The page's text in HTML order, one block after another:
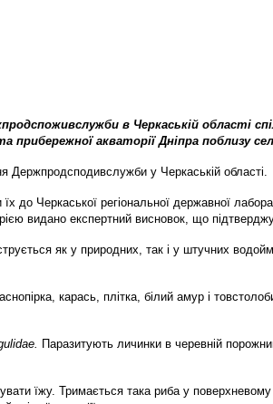
в Черкаській області
прибережної акваторії Дніпра поблизу
Держпродсподивслужби у Черкаській області.
Черкаської регіональної державної
видано експертний висновок, що
як у природних, так і у штучних
карась, плітка, білий амур і
Паразитують личинки в черевній
їжу. Тримається така риба у